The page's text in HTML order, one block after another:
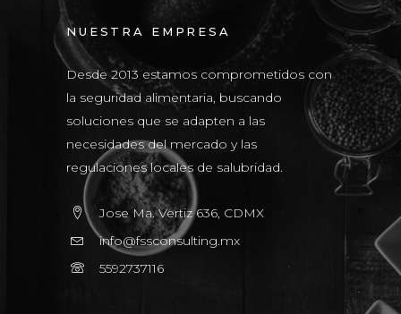
NUESTRA EMPRESA
Desde 2013 estamos comprometidos con
la seguridad alimentaria, buscando
soluciones que se adapten a las
necesidades del mercado y las
regulaciones locales de salubridad.
Jose Ma. Vertiz 636, CDMX
info@fssconsulting.mx
5592737116